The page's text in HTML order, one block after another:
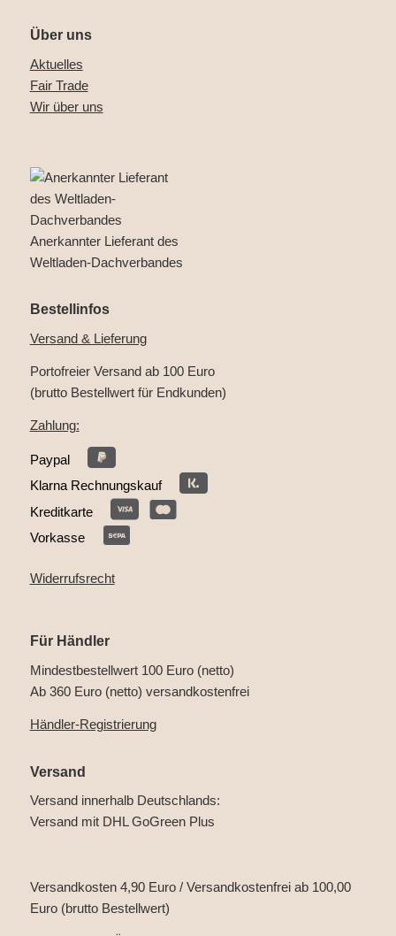
Über uns
Aktuelles
Fair Trade
Wir über uns
Anerkannter Lieferant des
Weltladen-Dachverbandes
Bestellinfos
Versand & Lieferung
Portofreier Versand ab 100 Euro
(brutto Bestellwert für Endkunden)
Zahlung:
Paypal
Klarna Rechnungskauf
Kreditkarte
Vorkasse
Widerrufsrecht
Für Händler
Mindestbestellwert 100 Euro (netto)
Ab 360 Euro (netto) versandkostenfrei
Händler-Registrierung
Versand
Versand innerhalb Deutschlands:
Versand mit DHL GoGreen Plus
Versandkosten 4,90 Euro / Versandkostenfrei ab 100,00
Euro (brutto Bestellwert)